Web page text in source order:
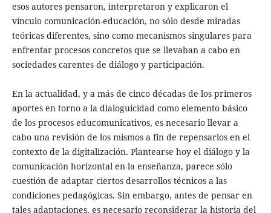
esos autores pensaron, interpretaron y explicaron el
vínculo comunicación-educación, no sólo desde miradas
teóricas diferentes, sino como mecanismos singulares para
enfrentar procesos concretos que se llevaban a cabo en
sociedades carentes de diálogo y participación.
En la actualidad, y a más de cinco décadas de los primeros
aportes en torno a la dialoguicidad como elemento básico
de los procesos educomunicativos, es necesario llevar a
cabo una revisión de los mismos a fin de repensarlos en el
contexto de la digitalización. Plantearse hoy el diálogo y la
comunicación horizontal en la enseñanza, parece sólo
cuestión de adaptar ciertos desarrollos técnicos a las
condiciones pedagógicas. Sin embargo, antes de pensar en
tales adaptaciones, es necesario reconsiderar la historia del